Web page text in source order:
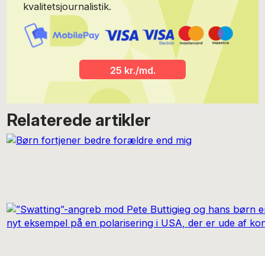
kvalitetsjournalistik.
25 kr./md.
Relaterede artikler